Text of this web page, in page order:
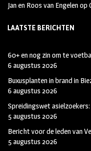
Jan en Roos van Engelenop
LAATSTE BERICHTEN
60+ en nog zin om te
6 augustus 2026
Buxusplanten in brand in
6 augustus 2026
Spreidingswet
5 augustus 2026
Bericht voor de leden van
5 augustus 2026